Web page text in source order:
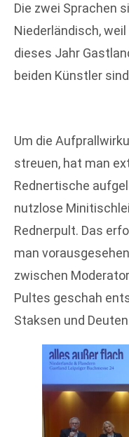
Die zwei Sprachen
Niederländisch,
dieses Jahr
beiden Künstler
Um die
streuen, hat man
Rednertische
nutzlose
Rednerpult. Das
man
zwischen
Pultes geschah
Staksen und